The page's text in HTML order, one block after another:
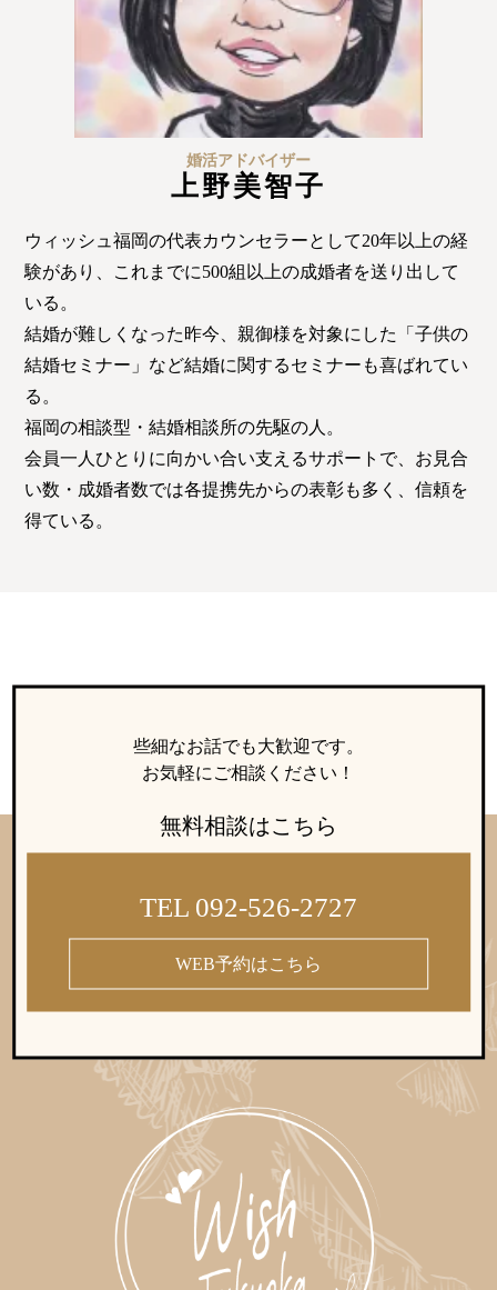
会社概要 プライバシーポリシー
特定商取引法の表記につい
婚活アドバイザー
上野美智子
ウィッシュ福岡の代表カウンセラーとして20年以上の経
験があり、これまでに500組以上の成婚者を送り出して
いる。
結婚が難しくなった昨今、親御様を対象にした「子供の
結婚セミナー」など結婚に関するセミナーも喜ばれてい
る。
福岡の相談型・結婚相談所の先駆の人。
会員一人ひとりに向かい合い支えるサポートで、お見合
い数・成婚者数では各提携先からの表彰も多く、信頼を
得ている。
些細なお話でも大歓迎です。
お気軽にご相談ください！
無料相談はこちら
TEL 092-526-2727
WEB予約はこちら